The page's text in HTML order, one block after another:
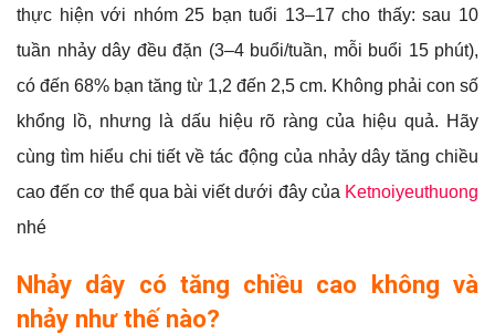
thực hiện với nhóm 25 bạn tuổi 13–17 cho thấy: sau 10
tuần nhảy dây đều đặn (3–4 buổi/tuần, mỗi buổi 15 phút),
có đến 68% bạn tăng từ 1,2 đến 2,5 cm. Không phải con số
khổng lồ, nhưng là dấu hiệu rõ ràng của hiệu quả. Hãy
cùng tìm hiểu chi tiết về tác động của nhảy dây tăng chiều
cao đến cơ thể qua bài viết dưới đây của Ketnoiyeuthuong
nhé
Nhảy dây có tăng chiều cao không và
nhảy như thế nào?